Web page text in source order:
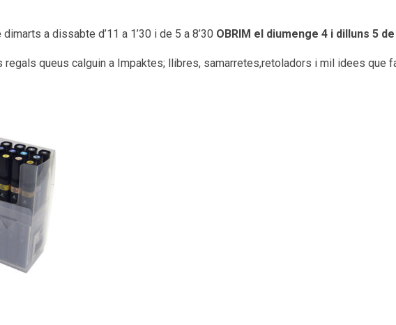
a dissabte d’11 a 1’30 i de 5 a 8’30 OBRIM el diumenge 4 i dilluns 5
regals queus calguin a Impaktes; llibres, samarretes,retoladors i mil idees que